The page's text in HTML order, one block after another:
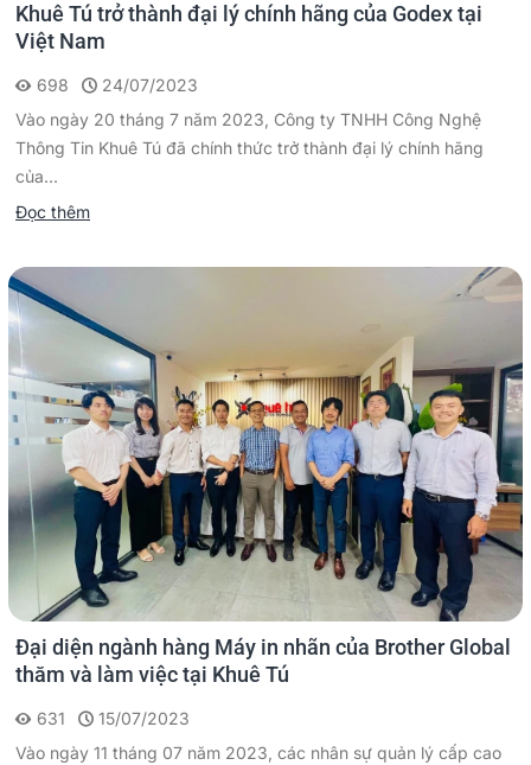
Khuê Tú trở thành đại lý chính hãng của Godex tại
Việt Nam
698
24/07/2023
Vào ngày 20 tháng 7 năm 2023, Công ty TNHH Công Nghệ
Thông Tin Khuê Tú đã chính thức trở thành đại lý chính hãng
của...
Đọc thêm
Đại diện ngành hàng Máy in nhãn của Brother Global
thăm và làm việc tại Khuê Tú
631
15/07/2023
Vào ngày 11 tháng 07 năm 2023, các nhân sự quản lý cấp cao